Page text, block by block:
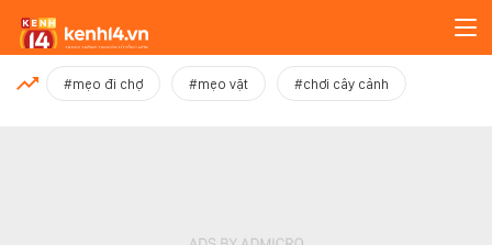
MỚI NHẤT
#mẹo đi chợ #mẹo vặt #chơi cây cảnh